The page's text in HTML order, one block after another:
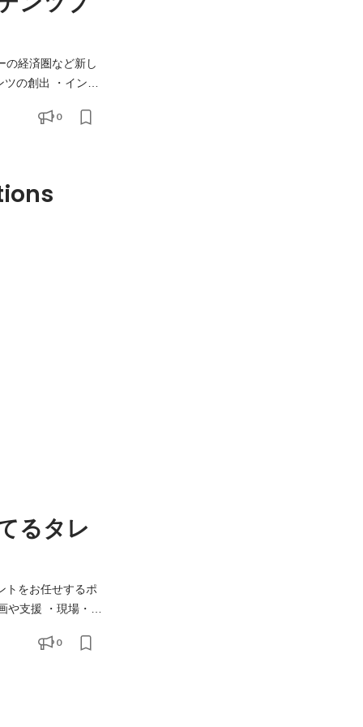
経済圏など新し
の創出 ・インフ
、コンテンツが
0
るタレ
をお任せするポ
支援 ・現場・ス
0